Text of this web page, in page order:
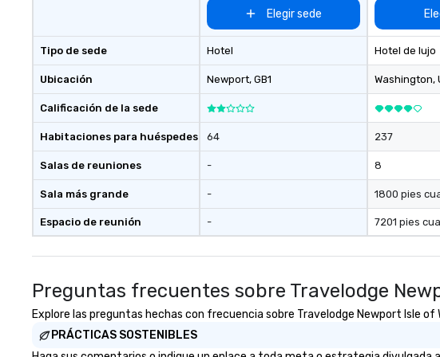
Tipo de sede
Ubicación
Calificación de la sede
Habitaciones para huéspedes
Salas de reuniones
Sala más grande
Espacio de reunión
Elegir sede
Hotel
Newport, GB1
64
-
-
-
Hotel de lujo
Washington,
237
8
1800 pies
7201 pies
Preguntas frecuentes sobre Travelodge
Explore las preguntas hechas con frecuencia sobre Travelodge Newport Isle
PRÁCTICAS SOSTENIBLES